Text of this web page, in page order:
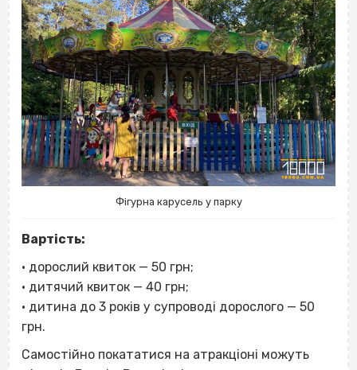
Фігурна карусель у парку
Вартість:
• дорослий квиток — 50 грн;
• дитячий квиток — 40 грн;
• дитина до 3 років у супроводі дорослого — 50
грн.
Самостійно покататися на атракціоні можуть